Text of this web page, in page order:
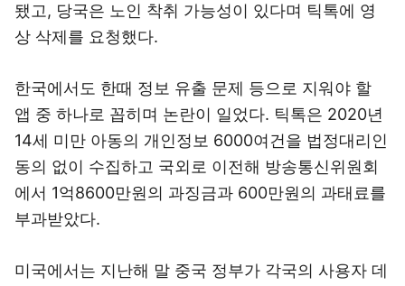
됐고, 당국은 노인 착취 가능성이 있다며 틱톡에 영
상 삭제를 요청했다.
한국에서도 한때 정보 유출 문제 등으로 지워야 할
앱 중 하나로 꼽히며 논란이 일었다. 틱톡은 2020년
14세 미만 아동의 개인정보 6000여건을 법정대리인
동의 없이 수집하고 국외로 이전해 방송통신위원회
에서 1억8600만원의 과징금과 600만원의 과태료를
부과받았다.
미국에서는 지난해 말 중국 정부가 각국의 사용자 데